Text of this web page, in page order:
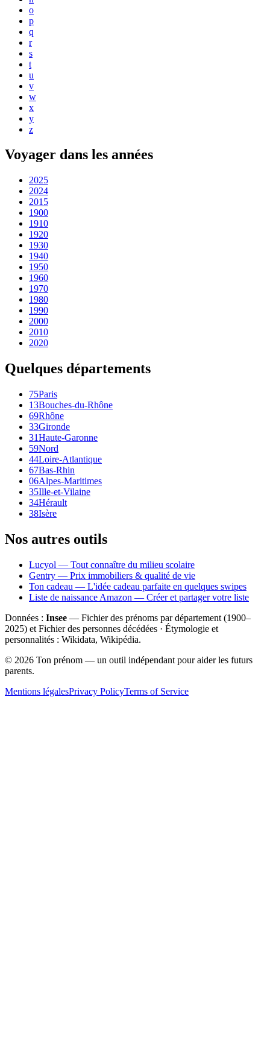
o
p
q
r
s
t
u
v
w
x
y
z
Voyager dans les années
2025
2024
2015
1900
1910
1920
1930
1940
1950
1960
1970
1980
1990
2000
2010
2020
Quelques départements
75Paris
13Bouches-du-Rhône
69Rhône
33Gironde
31Haute-Garonne
59Nord
44Loire-Atlantique
67Bas-Rhin
06Alpes-Maritimes
35Ille-et-Vilaine
34Hérault
38Isère
Nos autres outils
Lucyol — Tout connaître du milieu scolaire
Gentry — Prix immobiliers & qualité de vie
Ton cadeau — L'idée cadeau parfaite en quelques swipes
Liste de naissance Amazon — Créer et partager votre liste
Données : Insee — Fichier des prénoms par département (1900–
2025) et Fichier des personnes décédées · Étymologie et
personnalités : Wikidata, Wikipédia.
© 2026 Ton prénom — un outil indépendant pour aider les futurs
parents.
Mentions légalesPrivacy PolicyTerms of Service